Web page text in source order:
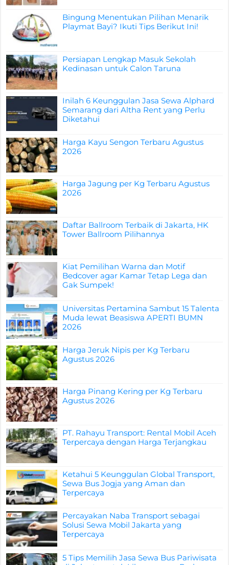
Bingung Menentukan Pilihan Menarik
Playmat Bayi? Ikuti Tips Berikut Ini!
Persiapan Lengkap Masuk Sekolah
Kedinasan untuk Calon Taruna
Inilah 6 Keunggulan Jasa Sewa Alphard
Semarang dari Altha Rent yang Perlu
Diketahui
Harga Kayu Sengon Terbaru Agustus
2026
Harga Jagung per Kg Terbaru Agustus
2026
Daftar Ballroom Terbaik di Jakarta, HK
Tower Ballroom Pilihannya
Kiat Pemilihan Warna dan Motif
Bedcover agar Kamar Tetap Lega dan
Gak Sumpek!
Universitas Pertamina Sambut 15 Talenta
Muda lewat Beasiswa APERTI BUMN
2026
Harga Jeruk Nipis per Kg Terbaru
Agustus 2026
Harga Pinang Kering per Kg Terbaru
Agustus 2026
PT. Rahayu Transport: Rental Mobil Aceh
Terpercaya dengan Harga Terjangkau
Ketahui 5 Keunggulan Global Transport,
Sewa Bus Jogja yang Aman dan
Terpercaya
Percayakan Naba Transport sebagai
Solusi Sewa Mobil Jakarta yang
Terpercaya
5 Tips Memilih Jasa Sewa Bus Pariwisata